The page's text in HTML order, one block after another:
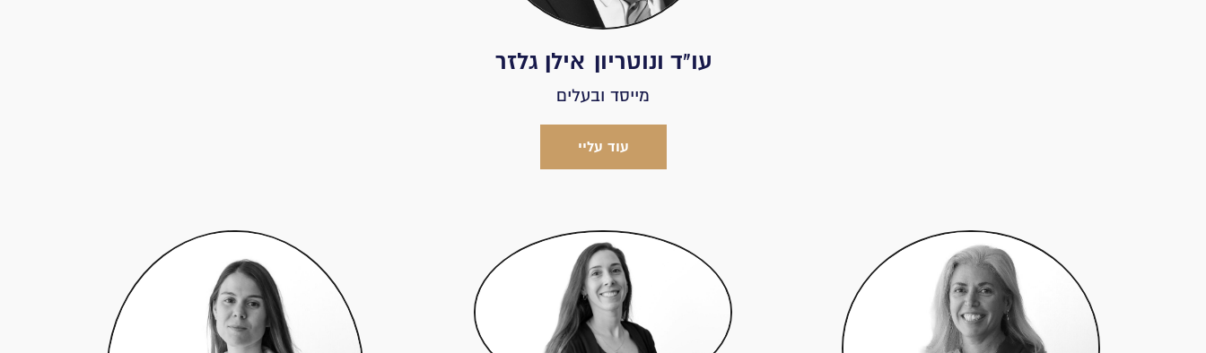
עו"ד ונוטריון אילן גלזר
מייסד ובעלים
עוד עליי